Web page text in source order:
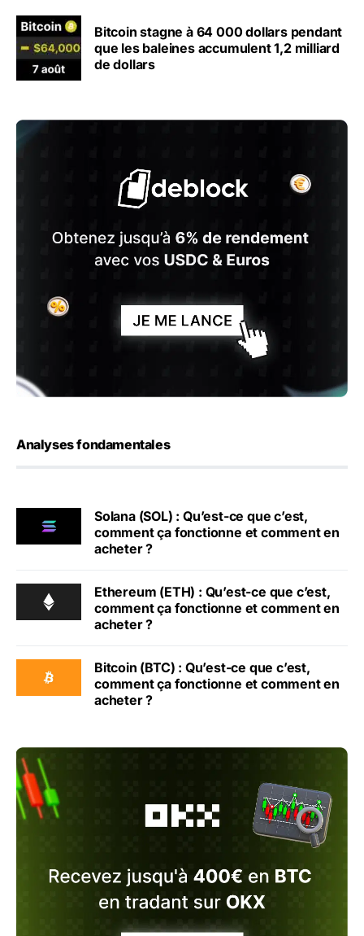
Bitcoin stagne à 64 000 dollars pendant
que les baleines accumulent 1,2 milliard
de dollars
Analyses fondamentales
Solana (SOL) : Qu’est-ce que c’est,
comment ça fonctionne et comment en
acheter ?
Ethereum (ETH) : Qu’est-ce que c’est,
comment ça fonctionne et comment en
acheter ?
Bitcoin (BTC) : Qu’est-ce que c’est,
comment ça fonctionne et comment en
acheter ?